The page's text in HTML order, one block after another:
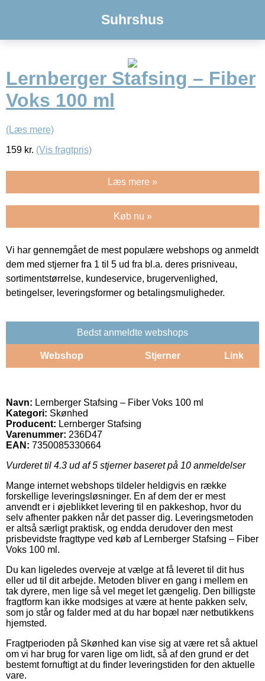
Suhrshus
Lernberger Stafsing – Fiber
Voks 100 ml
(Læs mere)
159 kr. (Vis fragtpris)
Læs mere »
Køb nu »
Vi har gennemgået de mest populære webshops og anmeldt
dem med stjerner fra 1 til 5 ud fra bl.a. deres prisniveau,
sortimentstørrelse, kundeservice, brugervenlighed,
betingelser, leveringsformer og betalingsmuligheder.
Bedst anmeldte webshops
Webshop Stjerner Link
Navn: Lernberger Stafsing – Fiber Voks 100 ml
Kategori: Skønhed
Producent: Lernberger Stafsing
Varenummer: 236D47
EAN: 7350085330664
Vurderet til 4.3 ud af 5 stjerner baseret på 10 anmeldelser
Mange internet webshops tildeler heldigvis en række
forskellige leveringsløsninger. En af dem der er mest
anvendt er i øjeblikket levering til en pakkeshop, hvor du
selv afhenter pakken når det passer dig. Leveringsmetoden
er altså særligt praktisk, og endda derudover den mest
prisbevidste fragttype ved køb af Lernberger Stafsing – Fiber
Voks 100 ml.
Du kan ligeledes overveje at vælge at få leveret til dit hus
eller ud til dit arbejde. Metoden bliver en gang i mellem en
tak dyrere, men lige så vel meget let gængelig. Den billigste
fragtform kan ikke modsiges at være at hente pakken selv,
som jo står og falder med at du har bopæl nær netbutikkens
hjemsted.
Fragtperioden på Skønhed kan vise sig at være ret så aktuel
om vi har brug for varen lige om lidt, så af den grund er det
bestemt fornuftigt at du finder leveringstiden for den aktuelle
vare.